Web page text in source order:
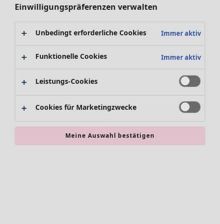
Sale-Neuheiten
Sale-Schnäppchen
Einwilligungspräferenzen verwalten
Unbedingt erforderliche Cookies Immer aktiv
Funktionelle Cookies Immer aktiv
Leistungs-Cookies
Cookies für Marketingzwecke
Meine Auswahl bestätigen